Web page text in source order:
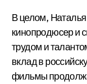
В целом,
кинопродюсер и
трудом и
вклад в
фильмы